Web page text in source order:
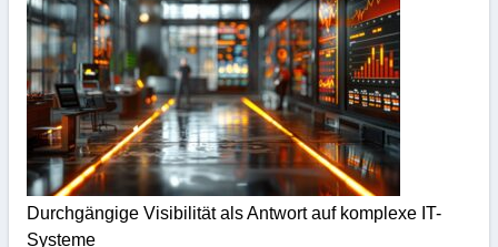
Durchgängige Visibilität als Antwort auf komplexe IT-
Systeme